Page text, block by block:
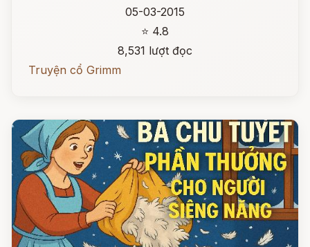
05-03-2015
⭐ 4.8
8,531 lượt đọc
Truyện cổ Grimm